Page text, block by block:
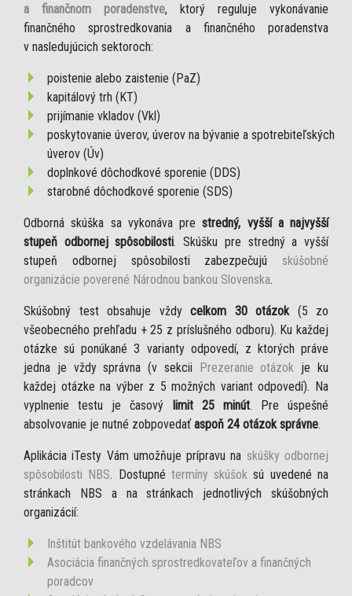
a finančnom poradenstve, ktorý reguluje vykonávanie
finančného sprostredkovania a finančného poradenstva
v nasledujúcich sektoroch:
poistenie alebo zaistenie (PaZ)
kapitálový trh (KT)
prijímanie vkladov (Vkl)
poskytovanie úverov, úverov na bývanie a spotrebiteľských
úverov (Úv)
doplnkové dôchodkové sporenie (DDS)
starobné dôchodkové sporenie (SDS)
Odborná skúška sa vykonáva prestredný, vyšší a najvyšší
stupeň odbornej spôsobilosti. Skúšku pre stredný a vyšší
stupeň odbornej spôsobilosti zabezpečujú skúšobné
organizácie poverené Národnou bankou Slovenska.
Skúšobný test obsahuje vždy celkom 30 otázok(5 zo
všeobecného prehľadu + 25 z príslušného odboru). Ku každej
otázke sú ponúkané 3 varianty odpovedí, z ktorých práve
jedna je vždy správna (v sekcii Prezeranie otázok je ku
každej otázke na výber z 5 možných variant odpovedí). Na
vyplnenie testu je časový limit 25 minút. Pre úspešné
absolvovanie je nutné zobpovedaťaspoň 24 otázok správne.
Aplikácia iTesty Vám umožňuje prípravu na skúšky odbornej
spôsobilosti NBS. Dostupné termíny skúšok sú uvedené na
stránkach NBS a na stránkach jednotlivých skúšobných
organizácií:
Inštitút bankového vzdelávania NBS
Asociácia finančných sprostredkovateľov a finančných
poradcov